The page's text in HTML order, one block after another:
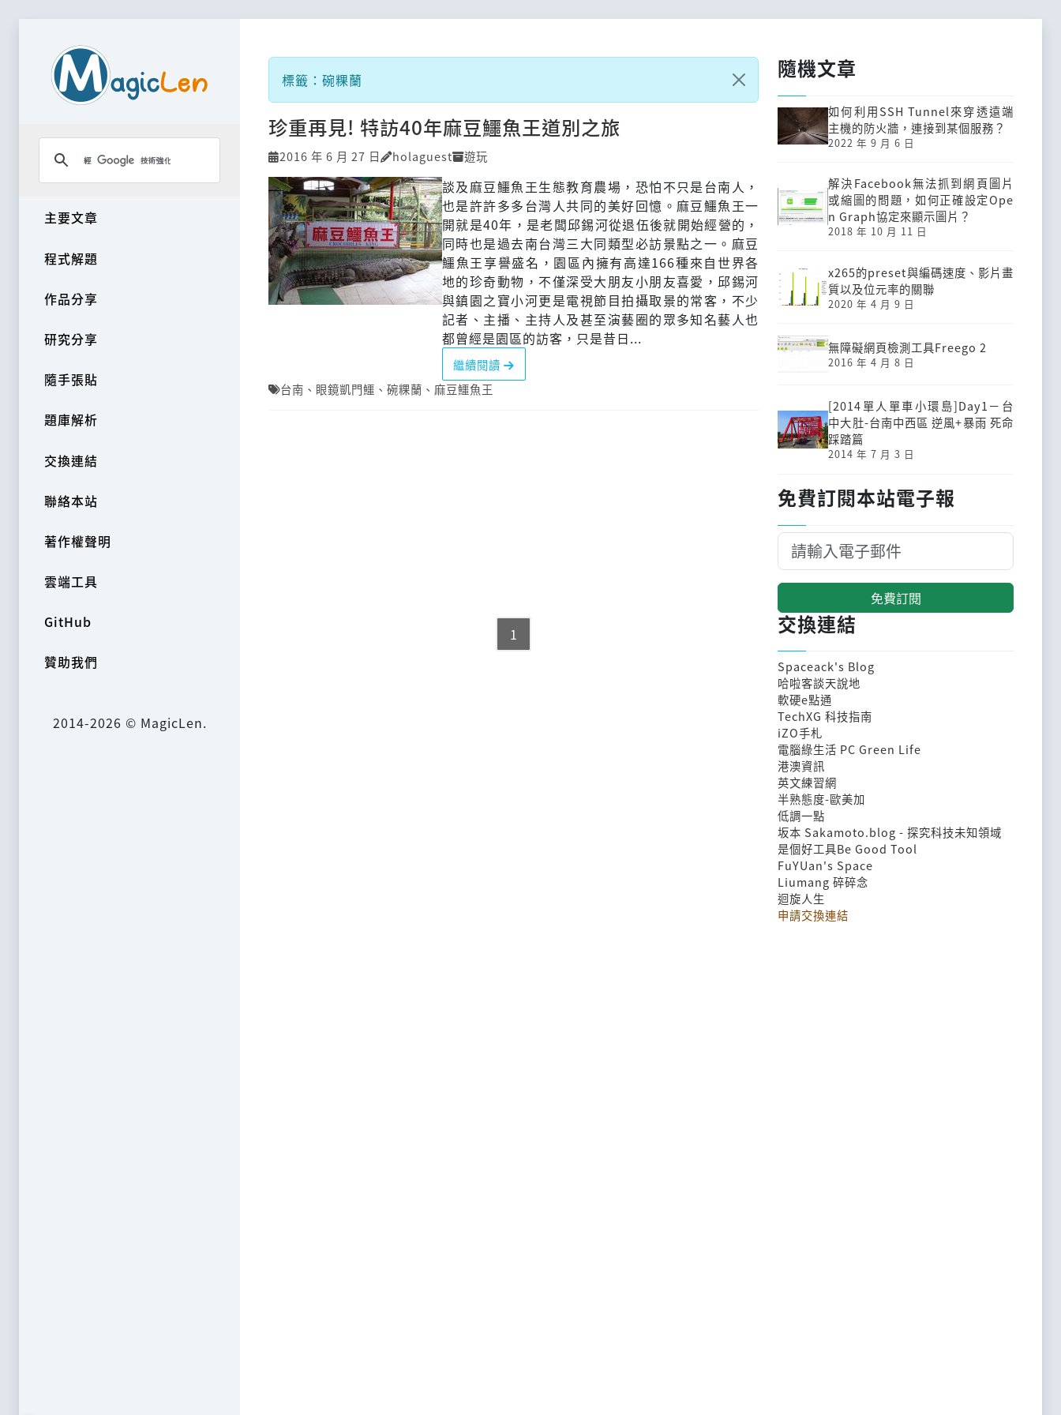
主要文章
程式解題
作品分享
研究分享
隨手張貼
題庫解析
交換連結
聯絡本站
著作權聲明
雲端工具
GitHub
贊助我們
2014-2026 © MagicLen.
標籤：碗粿蘭
珍重再見! 特訪40年麻豆鱷魚王道別之旅
2016 年 6 月 27 日 holaguest 遊玩
談及麻豆鱷魚王生態教育農場，恐怕不只是台南人，
也是許許多多台灣人共同的美好回憶。麻豆鱷魚王一
開就是40年，是老闆邱錫河從退伍後就開始經營的，
同時也是過去南台灣三大同類型必訪景點之一。麻豆
鱷魚王享譽盛名，園區內擁有高達166種來自世界各
地的珍奇動物，不僅深受大朋友小朋友喜愛，邱錫河
與鎮園之寶小河更是電視節目拍攝取景的常客，不少
記者、主播、主持人及甚至演藝圈的眾多知名藝人也
都曾經是園區的訪客，只是昔日...
繼續閱讀
台南 、 眼鏡凱門鱷 、 碗粿蘭 、 麻豆鱷魚王
1
隨機文章
如何利用SSH Tunnel來穿透遠端
主機的防火牆，連接到某個服務？
2022 年 9 月 6 日
解決Facebook無法抓到網頁圖片
或縮圖的問題，如何正確設定Ope
n Graph協定來顯示圖片？
2018 年 10 月 11 日
x265的preset與編碼速度、影片畫
質以及位元率的關聯
2020 年 4 月 9 日
無障礙網頁檢測工具Freego 2
2016 年 4 月 8 日
[2014單人單車小環島]Day1－台
中大肚-台南中西區 逆風+暴雨 死命
踩踏篇
2014 年 7 月 3 日
免費訂閱本站電子報
免費訂閱
交換連結
Spaceack's Blog
哈啦客談天說地
軟硬e點通
TechXG 科技指南
iZO手札
電腦綠生活 PC Green Life
港澳資訊
英文練習網
半熟態度-歐美加
低調一點
坂本 Sakamoto.blog - 探究科技未知領域
是個好工具Be Good Tool
FuYUan's Space
Liumang 碎碎念
迴旋人生
申請交換連結